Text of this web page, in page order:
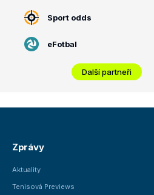
Sport odds
eFotbal
Další partneři
Zprávy
Aktuality
Tenisová Previews